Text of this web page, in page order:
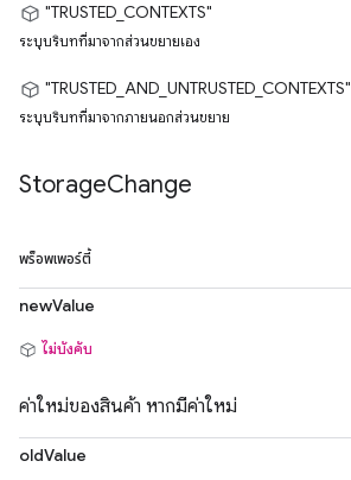
"TRUSTED_CONTEXTS"
ระบุบริบทที่มาจากส่วนขยายเอง
"TRUSTED_AND_UNTRUSTED_CONTEXTS"
ระบุบริบทที่มาจากภายนอกส่วนขยาย
StorageChange
พร็อพเพอร์ตี้
newValue
ไม่บังคับ
ค่าใหม่ของสินค้า หากมีค่าใหม่
oldValue